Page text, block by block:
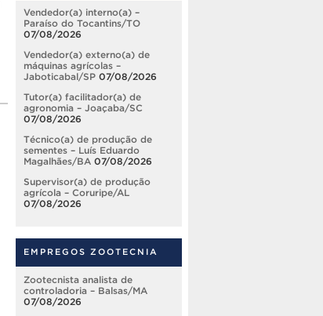
Vendedor(a) interno(a) –
Paraíso do Tocantins/TO
07/08/2026
Vendedor(a) externo(a) de
máquinas agrícolas –
Jaboticabal/SP 07/08/2026
Tutor(a) facilitador(a) de
agronomia – Joaçaba/SC
07/08/2026
Técnico(a) de produção de
sementes – Luís Eduardo
Magalhães/BA 07/08/2026
Supervisor(a) de produção
agrícola – Coruripe/AL
07/08/2026
EMPREGOS ZOOTECNIA
Zootecnista analista de
controladoria – Balsas/MA
07/08/2026